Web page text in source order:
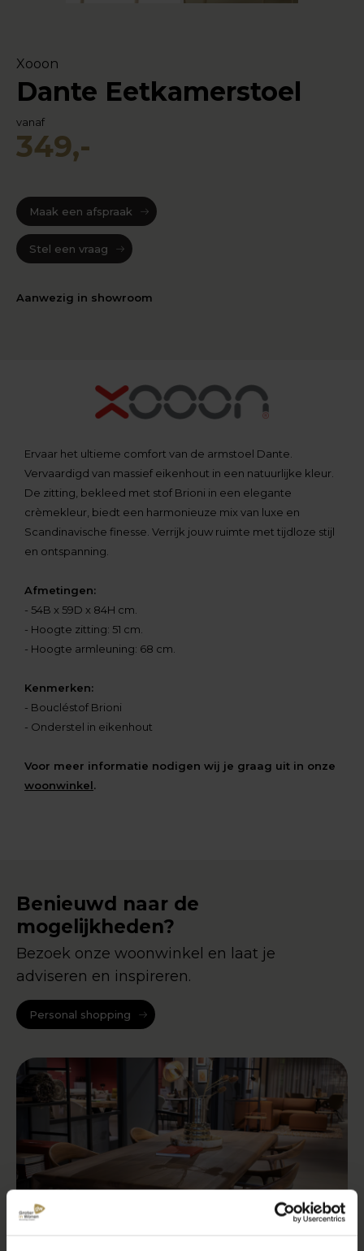
Xooon
Dante Eetkamerstoel
vanaf
349,-
Maak een afspraak
Stel een vraag
Aanwezig in showroom
Ervaar het ultieme comfort van de armstoel Dante.
Vervaardigd van massief eikenhout in een natuurlijke kleur.
De zitting, bekleed met stof Brioni in een elegante
crèmekleur, biedt een harmonieuze mix van luxe en
Scandinavische finesse. Verrijk jouw ruimte met tijdloze stijl
en ontspanning.
Afmetingen:
- 54B x 59D x 84H cm.
- Hoogte zitting: 51 cm.
- Hoogte armleuning: 68 cm.
Kenmerken:
- Boucléstof Brioni
- Onderstel in eikenhout
Voor meer informatie nodigen wij je graag uit in onze
woonwinkel.
Benieuwd naar de
mogelijkheden?
Bezoek onze woonwinkel en laat je
adviseren en inspireren.
Personal shopping